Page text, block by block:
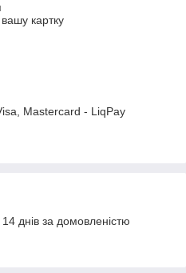
картку
Mastercard - LiqPay
днів за домовленістю